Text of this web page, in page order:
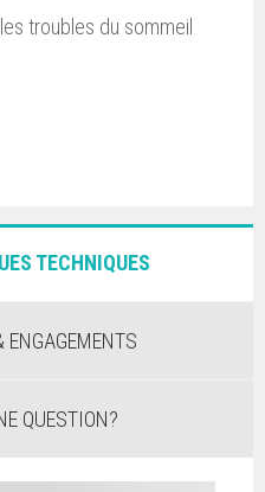
troubles du sommeil
TECHNIQUES
ENGAGEMENTS
QUESTION?